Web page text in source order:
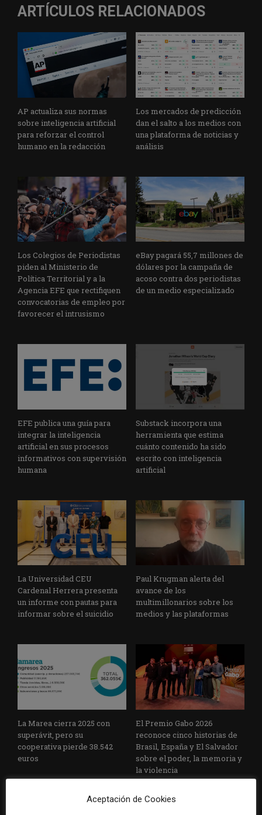
ARTÍCULOS RELACIONADOS
AP actualiza sus normas
sobre inteligencia artificial
para reforzar el control
humano en la redacción
Los mercados de predicción
dan el salto a los medios con
una plataforma de noticias y
análisis
Los Colegios de Periodistas
piden al Ministerio de
Política Territorial y a la
Agencia EFE que rectifiquen
convocatorias de empleo por
favorecer el intrusismo
eBay pagará 55,7 millones de
dólares por la campaña de
acoso contra dos periodistas
de un medio especializado
EFE publica una guía para
integrar la inteligencia
artificial en sus procesos
informativos con supervisión
humana
Substack incorpora una
herramienta que estima
cuánto contenido ha sido
escrito con inteligencia
artificial
La Universidad CEU
Cardenal Herrera presenta
un informe con pautas para
informar sobre el suicidio
Paul Krugman alerta del
avance de los
multimillonarios sobre los
medios y las plataformas
La Marea cierra 2025 con
superávit, pero su
cooperativa pierde 38.542
euros
El Premio Gabo 2026
reconoce cinco historias de
Brasil, España y El Salvador
sobre el poder, la memoria y
la violencia
Aceptación de Cookies